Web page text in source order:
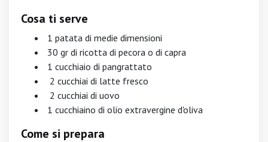
Cosa ti serve
1 patata di medie dimensioni
30 gr di ricotta di pecora o di capra
1 cucchiaio di pangrattato
2 cucchiai di latte fresco
2 cucchiai di uovo
1 cucchiaino di olio extravergine d'oliva
Come si prepara